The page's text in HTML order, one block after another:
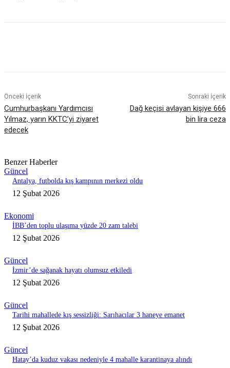
Önceki İçerik
Cumhurbaşkanı Yardımcısı
Yılmaz, yarın KKTC’yi ziyaret
edecek
Sonraki İçerik
Dağ keçisi avlayan kişiye 666
bin lira ceza
Benzer Haberler
Güncel
Antalya, futbolda kış kampının merkezi oldu
12 Şubat 2026
Ekonomi
İBB’den toplu ulaşıma yüzde 20 zam talebi
12 Şubat 2026
Güncel
İzmir’de sağanak hayatı olumsuz etkiledi
12 Şubat 2026
Güncel
Tarihi mahallede kış sessizliği: Sarıhacılar 3 haneye emanet
12 Şubat 2026
Güncel
Hatay’da kuduz vakası nedeniyle 4 mahalle karantinaya alındı